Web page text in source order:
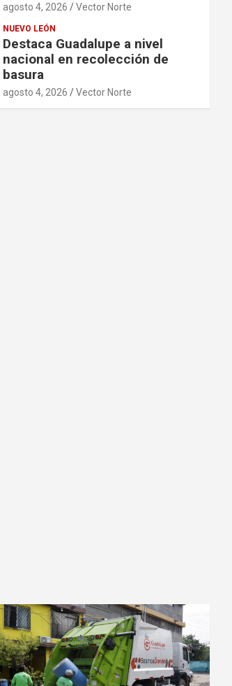
agosto 4, 2026 Vector Norte
NUEVO LEÓN
Destaca Guadalupe a nivel
nacional en recolección de
basura
agosto 4, 2026 Vector Norte